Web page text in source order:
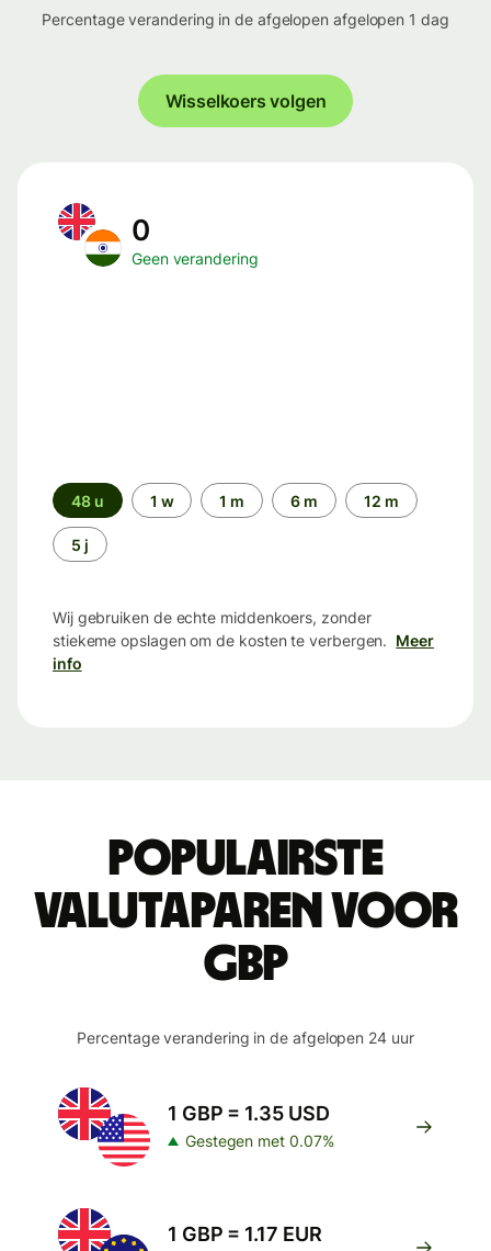
Percentage verandering in de afgelopen afgelopen 1 dag
Wisselkoers volgen
0
Geen verandering
Periode
48 u 1 w 1 m 6 m 12 m
5 j
Wij gebruiken de echte middenkoers, zonder
stiekeme opslagen om de kosten te verbergen. Meer
info
Populairste
valutaparen voor
GBP
Percentage verandering in de afgelopen 24 uur
1 GBP = 1.35 USD
Gestegen met 0.07%
1 GBP = 1.17 EUR